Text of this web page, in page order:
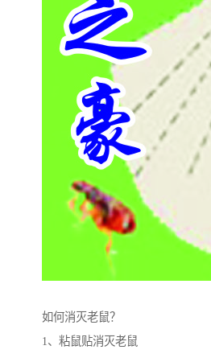
如何消灭老鼠？
1、粘鼠贴消灭老鼠